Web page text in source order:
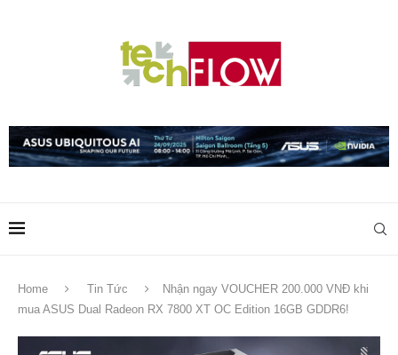
Home Tin Tức
Nhận ngay VOUCHER 200.000 VNĐ khi
mua ASUS Dual Radeon RX 7800 XT OC Edition 16GB GDDR6!